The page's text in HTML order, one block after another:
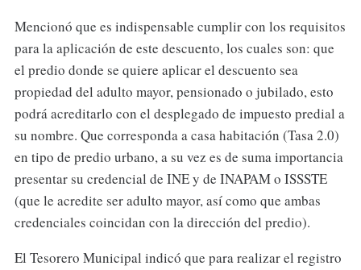
Mencionó que es indispensable cumplir con los requisitos
para la aplicación de este descuento, los cuales son: que
el predio donde se quiere aplicar el descuento sea
propiedad del adulto mayor, pensionado o jubilado, esto
podrá acreditarlo con el desplegado de impuesto predial a
su nombre. Que corresponda a casa habitación (Tasa 2.0)
en tipo de predio urbano, a su vez es de suma importancia
presentar su credencial de INE y de INAPAM o ISSSTE
(que le acredite ser adulto mayor, así como que ambas
credenciales coincidan con la dirección del predio).
El Tesorero Municipal indicó que para realizar el registro